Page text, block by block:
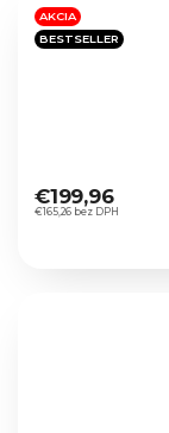
hviezdičiek.
AKCIA
BESTSELLER
hodnotenie
produktu
€165,26 bez DPH
€199,96